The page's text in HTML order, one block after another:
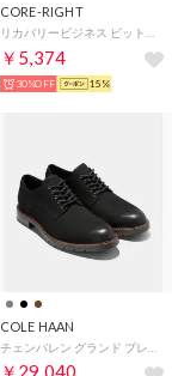
CORE-RIGHT
￥5,374
30%OFF 15%
COLE HAAN
￥29,040